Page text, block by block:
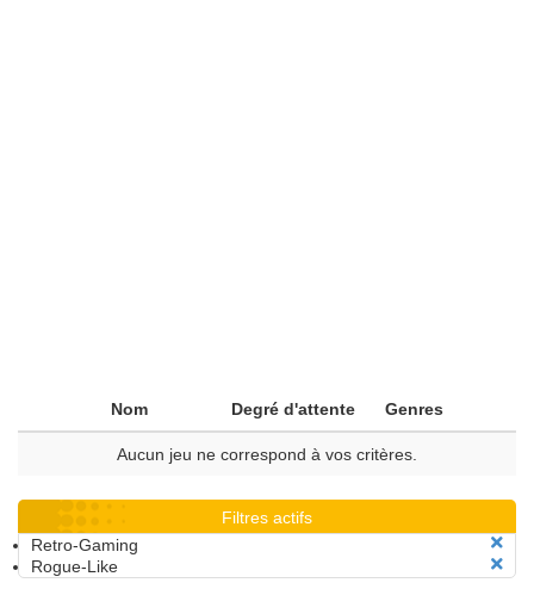
Nom Degré d'attente Genres
Aucun jeu ne correspond à vos critères.
Filtres actifs
Retro-Gaming
Rogue-Like